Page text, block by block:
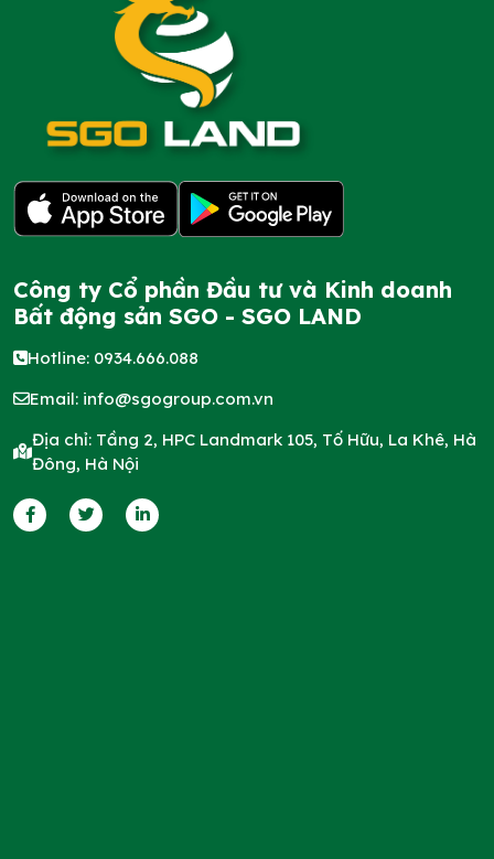
Công ty Cổ phần Đầu tư và Kinh doanh
Bất động sản SGO - SGO LAND
Hotline: 0934.666.088
Email: info@sgogroup.com.vn
Địa chỉ: Tầng 2, HPC Landmark 105, Tố Hữu, La Khê, Hà
Đông, Hà Nội